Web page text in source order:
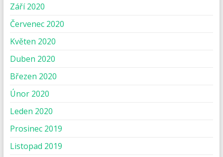
Září 2020
Červenec 2020
Květen 2020
Duben 2020
Březen 2020
Únor 2020
Leden 2020
Prosinec 2019
Listopad 2019